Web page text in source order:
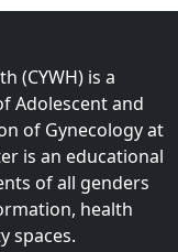
(CYWH) is a
Adolescent and
of Gynecology at
is an educational
of all genders
health
spaces.